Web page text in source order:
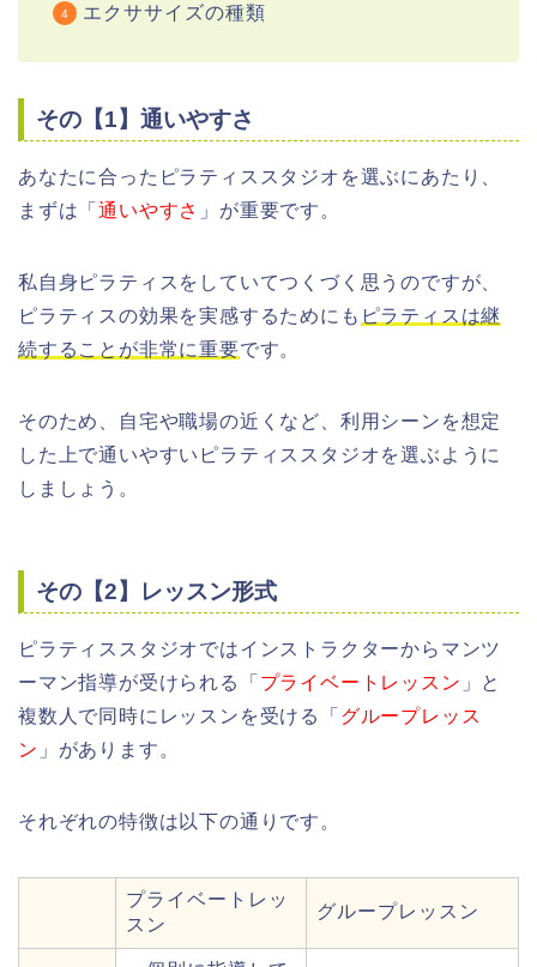
エクササイズの種類
その【1】通いやすさ
あなたに合ったピラティススタジオを選ぶにあたり、
まずは「通いやすさ 」が重要です。
私自身ピラティスをしていてつくづく思うのですが、
ピラティスの効果を実感するためにも ピラティスは継
続することが非常に重要です。
そのため、自宅や職場の近くなど、利用シーンを想定
した上で通いやすいピラティススタジオを選ぶように
しましょう。
その【2】レッスン形式
ピラティススタジオではインストラクターからマンツ
ーマン指導が受けられる「 プライベートレッスン 」と
複数人で同時にレッスンを受ける「 グループレッス
ン 」があります。
それぞれの特徴は以下の通りです。
プライベートレッ
スン
グループレッスン